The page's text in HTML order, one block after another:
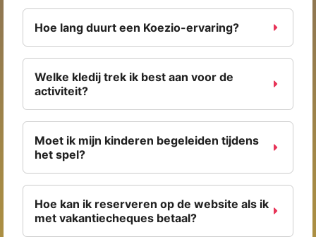
Hoe lang duurt een Koezio-ervaring?
Welke kledij trek ik best aan voor de
activiteit?
Moet ik mijn kinderen begeleiden tijdens
het spel?
Hoe kan ik reserveren op de website als ik
met vakantiecheques betaal?